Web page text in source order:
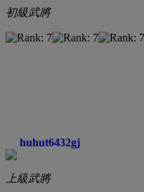
初級武將
huhut6432gj
上級武將